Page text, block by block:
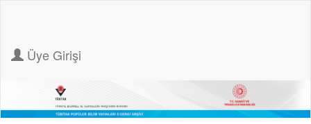
Üye Girişi